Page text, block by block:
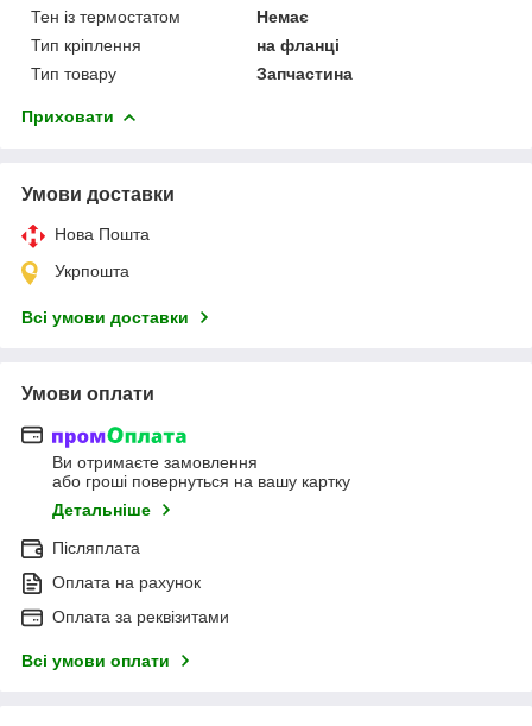
Тен із термостатом
Немає
Тип кріплення
на фланці
Тип товару
Запчастина
Приховати
Умови доставки
Нова Пошта
Укрпошта
Всі умови доставки
Умови оплати
Ви отримаєте замовлення
або гроші повернуться на вашу картку
Детальніше
Післяплата
Оплата на рахунок
Оплата за реквізитами
Всі умови оплати